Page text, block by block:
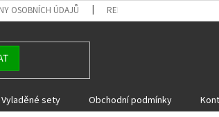
OSOBNÍCH ÚDAJŮ REKLAMACE A VRÁCENÍ ZBOŽÍ
Vyladěné sety Obchodní podmínky